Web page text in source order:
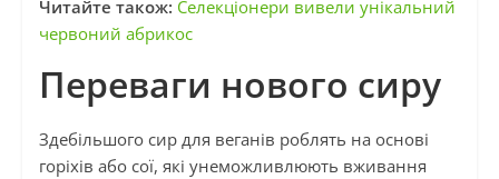
Читайте також: Селекціонери вивели унікальний
червоний абрикос
Переваги нового сиру
Здебільшого сир для веганів роблять на основі
горіхів або сої, які унеможливлюють вживання